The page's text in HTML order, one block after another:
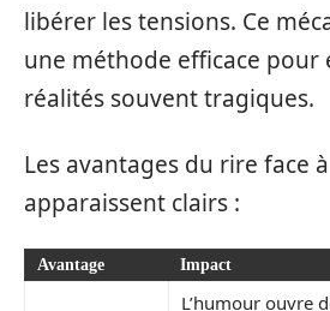
libérer les tensions. Ce
une méthode efficace pour
réalités souvent tragiques.
Les avantages du rire face
apparaissent clairs :
Avantage Impact
L’humour ouvre